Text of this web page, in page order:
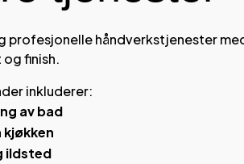
profesjonelle håndverkstjenester
finish.
inkluderer:
av bad
kjøkken
ildsted